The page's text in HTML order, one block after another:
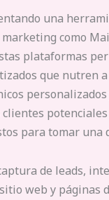
una
como
plataformas
que nutren
personalizados
para tomar una
de leads,
web y páginas